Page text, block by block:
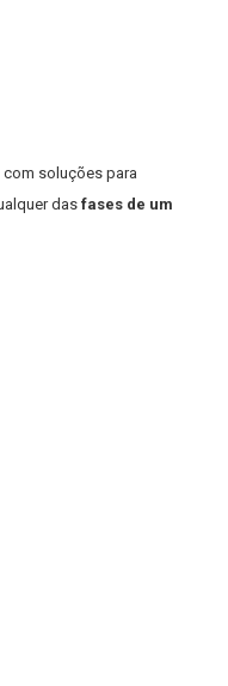
com soluções para
dasfases de um